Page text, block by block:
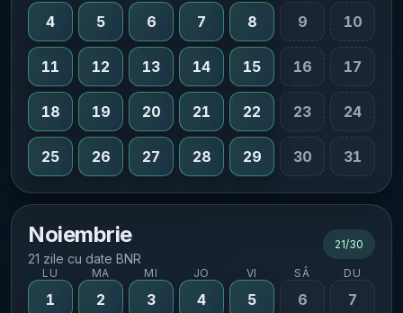
4 5 6 7 8 9 10
11 12 13 14 15 16 17
18 19 20 21 22 23 24
25 26 27 28 29 30 31
Noiembrie
21 zile cu date BNR
21/30
LU MA MI JO VI SÂ DU
1 2 3 4 5 6 7